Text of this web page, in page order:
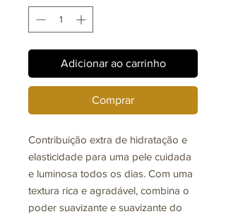
Adicionar ao carrinho
Comprar
Contribuição extra de hidratação e
elasticidade para uma pele cuidada
e luminosa todos os dias. Com uma
textura rica e agradável, combina o
poder suavizante e suavizante do